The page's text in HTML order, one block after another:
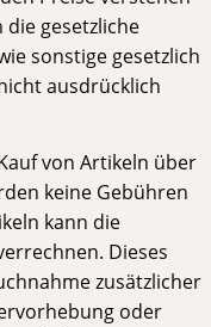
gesetzliche
sonstige gesetzlich
ausdrücklich
von Artikeln über
keine Gebühren
kann die
Dieses
zusätzlicher
oder